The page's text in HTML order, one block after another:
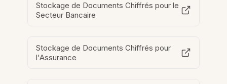
Stockage de Documents Chiffrés pour le
Secteur Bancaire
Stockage de Documents Chiffrés pour
l'Assurance